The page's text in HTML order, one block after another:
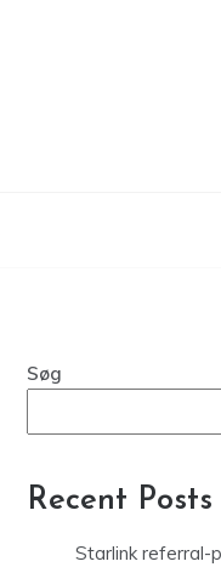
Søg
Recent Posts
Starlink referral-